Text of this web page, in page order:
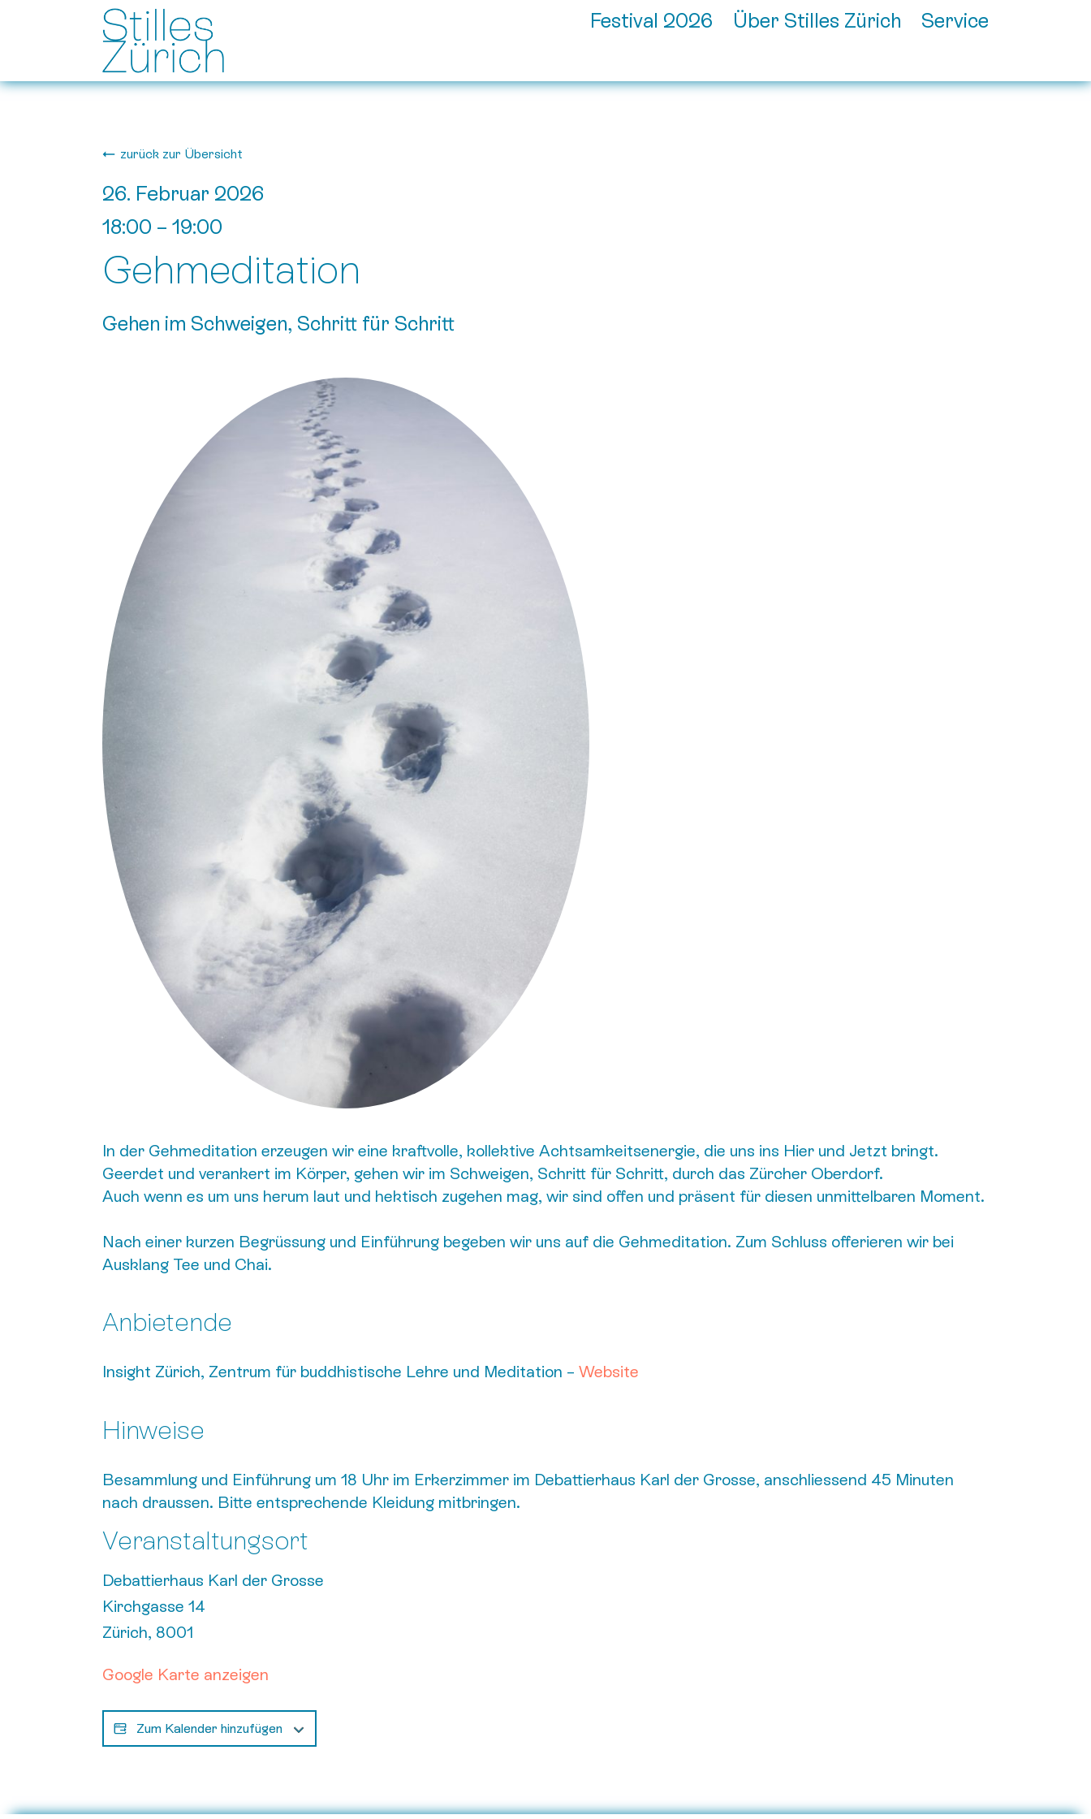
Festival 2026 Über Stilles Zürich Service
zurück zur Übersicht
26. Februar 2026
18:00 – 19:00
Gehmeditation
Gehen im Schweigen, Schritt für Schritt
In der Gehmeditation erzeugen wir eine kraftvolle, kollektive Achtsamkeitsenergie, die uns ins Hier und Jetzt bringt.
Geerdet und verankert im Körper, gehen wir im Schweigen, Schritt für Schritt, durch das Zürcher Oberdorf.
Auch wenn es um uns herum laut und hektisch zugehen mag, wir sind offen und präsent für diesen unmittelbaren Moment.
Nach einer kurzen Begrüssung und Einführung begeben wir uns auf die Gehmeditation. Zum Schluss offerieren wir bei
Ausklang Tee und Chai.
Anbietende
Insight Zürich, Zentrum für buddhistische Lehre und Meditation – Website
Hinweise
Besammlung und Einführung um 18 Uhr im Erkerzimmer im Debattierhaus Karl der Grosse, anschliessend 45 Minuten
nach draussen. Bitte entsprechende Kleidung mitbringen.
Veranstaltungsort
Debattierhaus Karl der Grosse
Kirchgasse 14
Zürich, 8001
Google Karte anzeigen
Zum Kalender hinzufügen